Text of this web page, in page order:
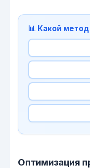
📊 Какой метод
Оптимизация